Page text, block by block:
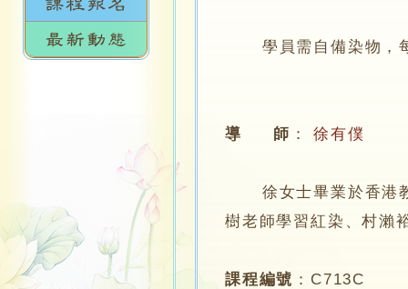
學員需自備染物，每
導 師 ： 徐有僕
徐女士畢業於香港教
樹老師學習紅染、村瀨
課程編號 ： C713C